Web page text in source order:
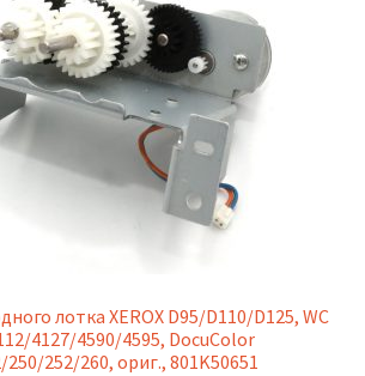
лотка XEROX D95/D110/D125, WC
4127/4590/4595, DocuColor
250/252/260, ориг., 801K50651